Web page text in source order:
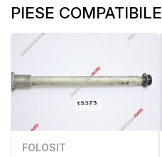
PIESE COMPATIBILE
FOLOSIT